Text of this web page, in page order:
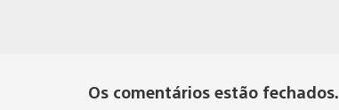
Os comentários estão fechados.